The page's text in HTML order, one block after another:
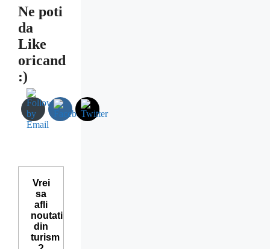
Ne poti
da
Like
oricand
:)
Vrei
sa
afli
noutati
din
turism